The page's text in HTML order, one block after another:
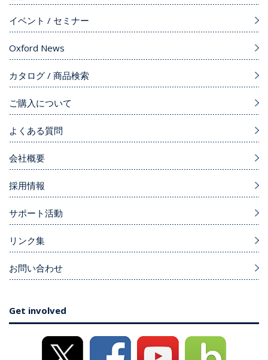
イベント / セミナー
Oxford News
カタログ / 商品検索
ご購入について
よくある質問
会社概要
採用情報
サポート活動
リンク集
お問い合わせ
Get involved